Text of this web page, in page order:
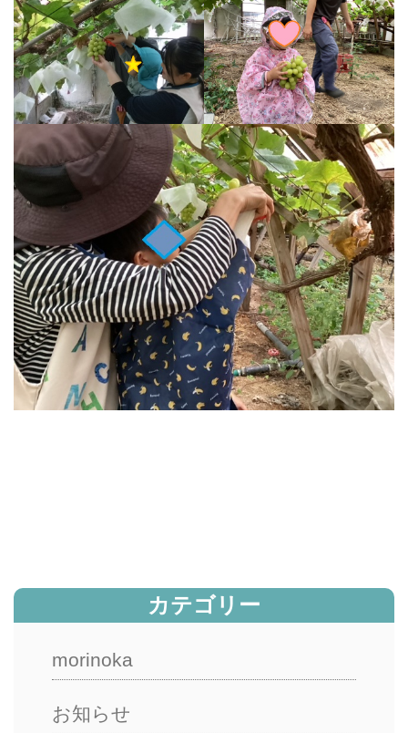
カテゴリー
morinoka
お知らせ